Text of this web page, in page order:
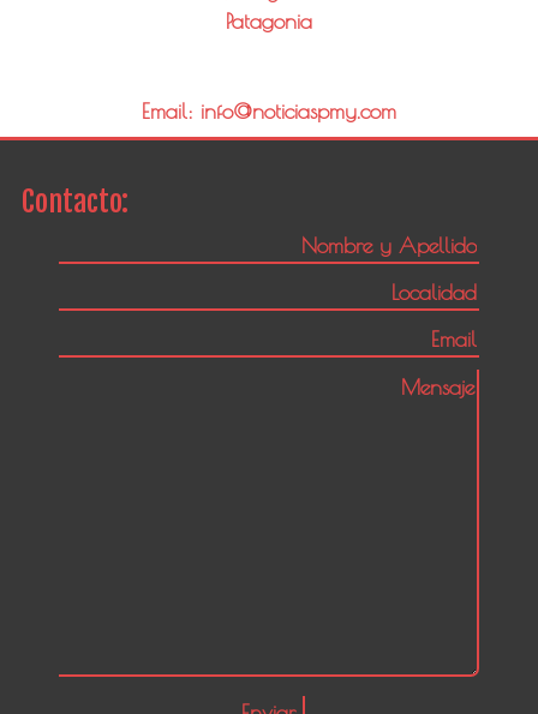
Patagonia
Email: info@noticiaspmy.com
Contacto: